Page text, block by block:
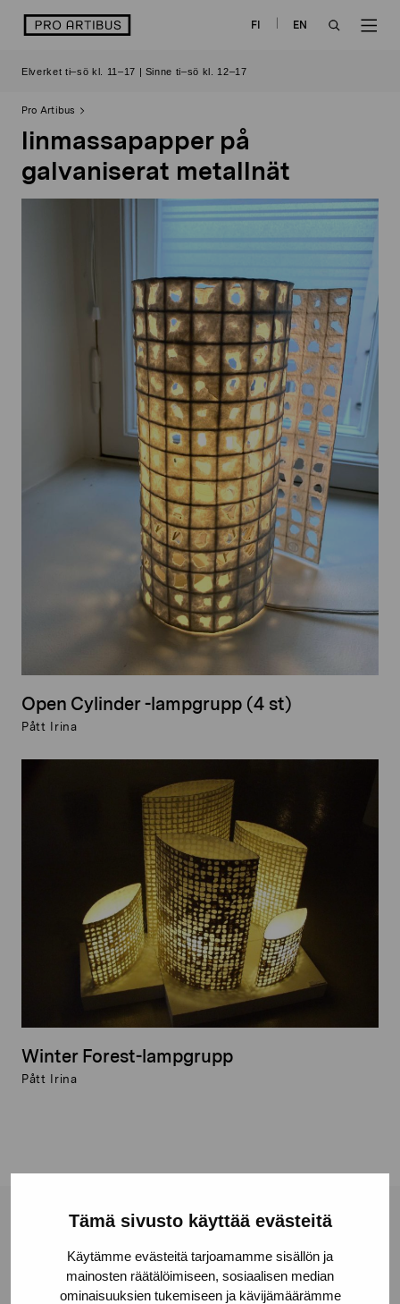
Tämä sivusto käyttää evästeitä
Käytämme evästeitä tarjoamamme sisällön ja
mainosten räätälöimiseen, sosiaalisen median
ominaisuuksien tukemiseen ja kävijämäärämme
logo FI
EN
Elverket ti–sö kl. 11–17 | Sinne ti–sö kl. 12–17
Pro Artibus
linmassapapper på
galvaniserat metallnät
Open Cylinder -lampgrupp (4 st)
Pått Irina
Winter Forest-lampgrupp
Pått Irina
Stiftelsen Pro Artibus
Gustav Wasas gata 11